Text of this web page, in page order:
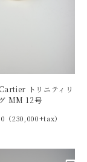
トリニティリ
MM 12号
（230,000+tax）